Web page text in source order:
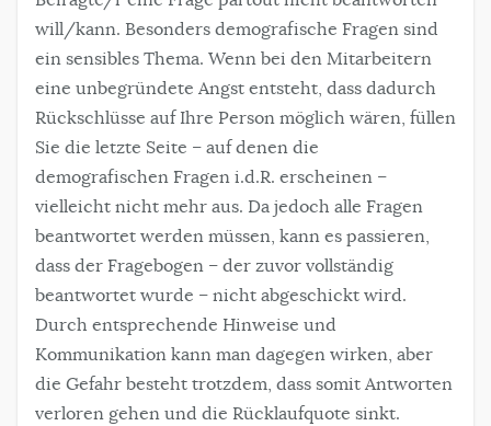
will/kann. Besonders demografische Fragen sind
ein sensibles Thema. Wenn bei den Mitarbeitern
eine unbegründete Angst entsteht, dass dadurch
Rückschlüsse auf Ihre Person möglich wären, füllen
Sie die letzte Seite – auf denen die
demografischen Fragen i.d.R. erscheinen –
vielleicht nicht mehr aus. Da jedoch alle Fragen
beantwortet werden müssen, kann es passieren,
dass der Fragebogen – der zuvor vollständig
beantwortet wurde – nicht abgeschickt wird.
Durch entsprechende Hinweise und
Kommunikation kann man dagegen wirken, aber
die Gefahr besteht trotzdem, dass somit Antworten
verloren gehen und die Rücklaufquote sinkt.